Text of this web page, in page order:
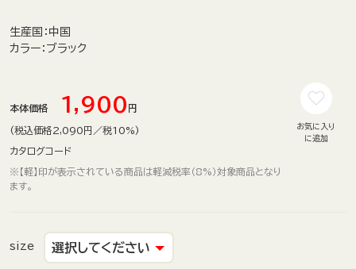
生産国 ：中国
カラー ：ブラック
本体価格 1,900 円
(税込価格2,090円／税10%)
カタログコード
※【軽】印が表示されている商品は軽減税率（8%）対象商品となり
ます。
お気に入り
に追加
size